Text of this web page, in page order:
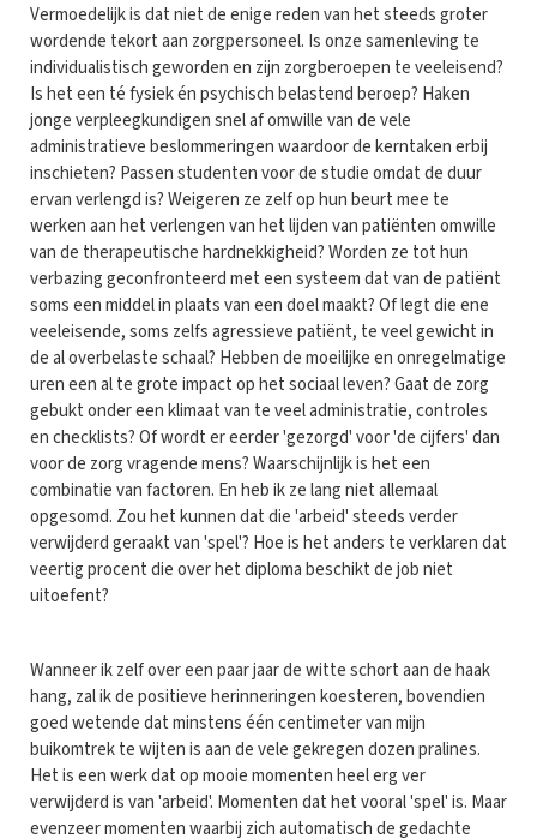
Vermoedelijk is dat niet de enige reden van het steeds groter
wordende tekort aan zorgpersoneel. Is onze samenleving te
individualistisch geworden en zijn zorgberoepen te veeleisend?
Is het een té fysiek én psychisch belastend beroep? Haken
jonge verpleegkundigen snel af omwille van de vele
administratieve beslommeringen waardoor de kerntaken erbij
inschieten? Passen studenten voor de studie omdat de duur
ervan verlengd is? Weigeren ze zelf op hun beurt mee te
werken aan het verlengen van het lijden van patiënten omwille
van de therapeutische hardnekkigheid? Worden ze tot hun
verbazing geconfronteerd met een systeem dat van de patiënt
soms een middel in plaats van een doel maakt? Of legt die ene
veeleisende, soms zelfs agressieve patiënt, te veel gewicht in
de al overbelaste schaal? Hebben de moeilijke en onregelmatige
uren een al te grote impact op het sociaal leven? Gaat de zorg
gebukt onder een klimaat van te veel administratie, controles
en checklists? Of wordt er eerder 'gezorgd' voor 'de cijfers' dan
voor de zorg vragende mens? Waarschijnlijk is het een
combinatie van factoren. En heb ik ze lang niet allemaal
opgesomd. Zou het kunnen dat die 'arbeid' steeds verder
verwijderd geraakt van 'spel'? Hoe is het anders te verklaren dat
veertig procent die over het diploma beschikt de job niet
uitoefent?
Wanneer ik zelf over een paar jaar de witte schort aan de haak
hang, zal ik de positieve herinneringen koesteren, bovendien
goed wetende dat minstens één centimeter van mijn
buikomtrek te wijten is aan de vele gekregen dozen pralines.
Het is een werk dat op mooie momenten heel erg ver
verwijderd is van 'arbeid'. Momenten dat het vooral 'spel' is. Maar
evenzeer momenten waarbij zich automatisch de gedachte